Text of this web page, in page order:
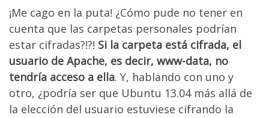
¡Me cago en la puta! ¿Cómo pude no tener en
cuenta que las carpetas personales podrían
estar cifradas?!?! Si la carpeta está cifrada, el
usuario de Apache, es decir, www-data, no
tendría acceso a ella. Y, hablando con uno y
otro, ¿podría ser que Ubuntu 13.04 más allá de
la elección del usuario estuviese cifrando la